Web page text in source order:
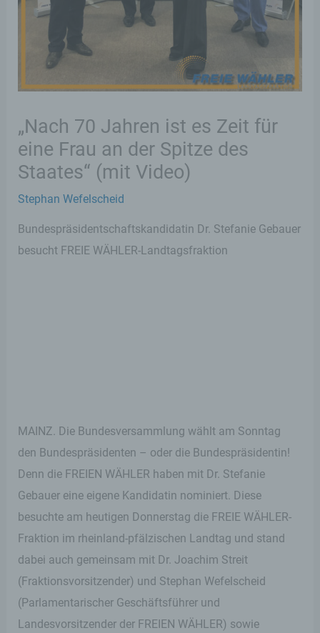
„Nach 70 Jahren ist es Zeit für
eine Frau an der Spitze des
Staates“ (mit Video)
Stephan Wefelscheid
Bundespräsidentschaftskandidatin Dr. Stefanie Gebauer
besucht FREIE WÄHLER-Landtagsfraktion
MAINZ. Die Bundesversammlung wählt am Sonntag
den Bundespräsidenten – oder die Bundespräsidentin!
Denn die FREIEN WÄHLER haben mit Dr. Stefanie
Gebauer eine eigene Kandidatin nominiert. Diese
besuchte am heutigen Donnerstag die FREIE WÄHLER-
Fraktion im rheinland-pfälzischen Landtag und stand
dabei auch gemeinsam mit Dr. Joachim Streit
(Fraktionsvorsitzender) und Stephan Wefelscheid
(Parlamentarischer Geschäftsführer und
Landesvorsitzender der FREIEN WÄHLER) sowie